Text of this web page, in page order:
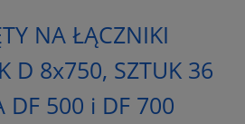
NA ŁĄCZNIKI
D 8x750, SZTUK 36
DF 500 i DF 700